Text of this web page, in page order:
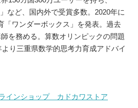
など、国内外で受賞多数。2020年に
「ワンダーボックス」を発表。過去
を務める。算数オリンピックの問題
り三重県数学的思考力育成アドバイ
インショップ カドカワストア